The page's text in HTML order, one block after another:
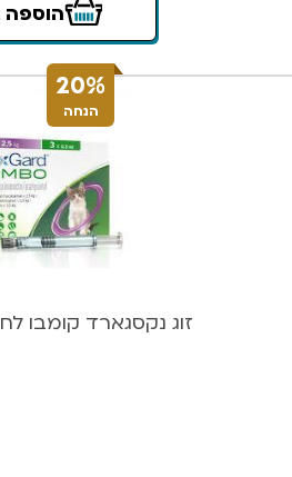
20%
הנחה
זוג נקסגארד קומבו לחתול